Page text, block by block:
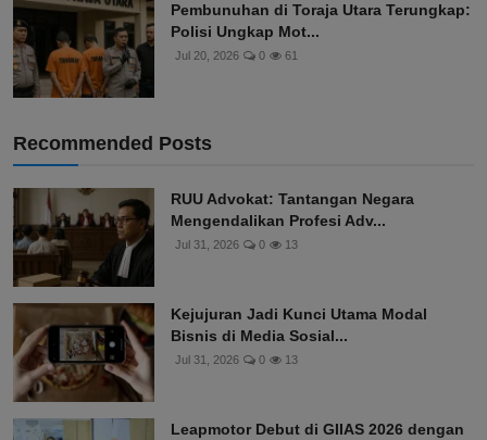
Pembunuhan di Toraja Utara Terungkap:
Polisi Ungkap Mot...
Jul 20, 2026 0 61
Recommended Posts
RUU Advokat: Tantangan Negara
Mengendalikan Profesi Adv...
Jul 31, 2026 0 13
Kejujuran Jadi Kunci Utama Modal
Bisnis di Media Sosial...
Jul 31, 2026 0 13
Leapmotor Debut di GIIAS 2026 dengan